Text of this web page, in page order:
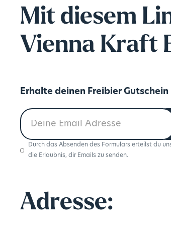
Mit diesem
Vienna Kraft
Erhalte deinen Freibier Gutschein
Durch das Absenden des Formulars erteilst du
die Erlaubnis, dir Emails zu senden.
Adresse: